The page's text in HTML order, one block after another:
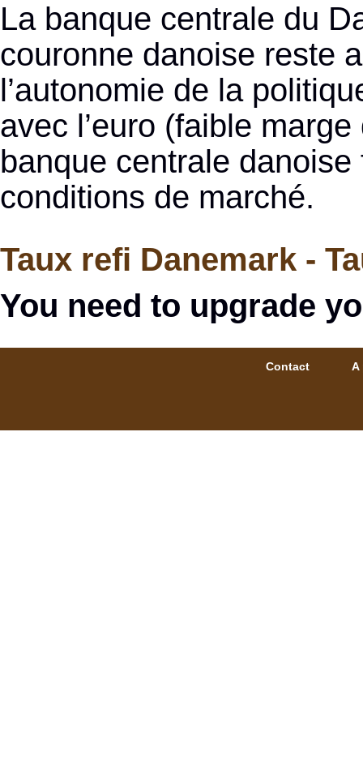
La banque centrale du
couronne danoise reste
l’autonomie de la
avec l’euro (faible
banque centrale
conditions de marché.
Taux refi Danemark -
You need to upgrade
Contact A